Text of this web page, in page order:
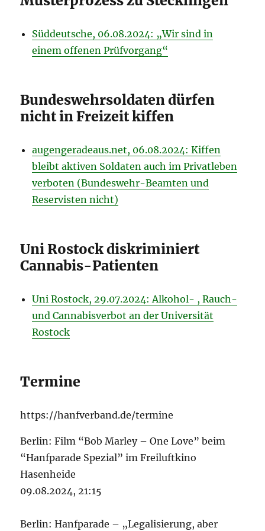
Süddeutsche, 06.08.2024: „Wir sind in
einem offenen Prüfvorgang“
Bundeswehrsoldaten dürfen
nicht in Freizeit kiffen
augengeradeaus.net, 06.08.2024: Kiffen
bleibt aktiven Soldaten auch im Privatleben
verboten (Bundeswehr-Beamten und
Reservisten nicht)
Uni Rostock diskriminiert
Cannabis-Patienten
Uni Rostock, 29.07.2024: Alkohol- , Rauch-
und Cannabisverbot an der Universität
Rostock
Termine
https://hanfverband.de/termine
Berlin: Film “Bob Marley – One Love” beim
“Hanfparade Spezial” im Freiluftkino
Hasenheide
09.08.2024, 21:15
Berlin: Hanfparade – „Legalisierung, aber